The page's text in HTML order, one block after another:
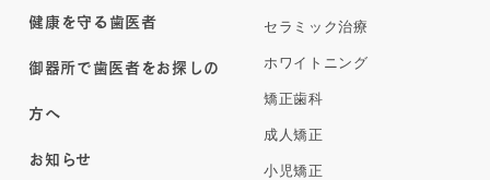
健康を守る歯医者
御器所で歯医者をお探しの
方へ
お知らせ
セラミック治療
ホワイトニング
矯正歯科
成人矯正
小児矯正